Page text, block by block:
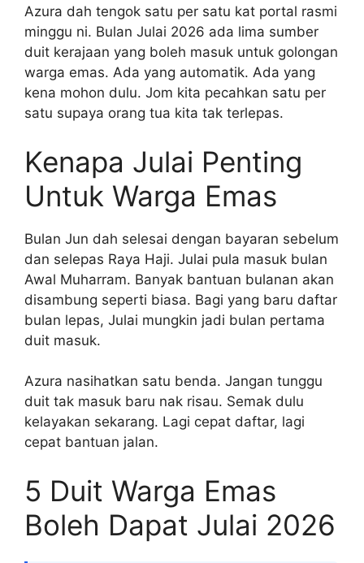
Azura dah tengok satu per satu kat portal rasmi
minggu ni. Bulan Julai 2026 ada lima sumber
duit kerajaan yang boleh masuk untuk golongan
warga emas. Ada yang automatik. Ada yang
kena mohon dulu. Jom kita pecahkan satu per
satu supaya orang tua kita tak terlepas.
Kenapa Julai Penting
Untuk Warga Emas
Bulan Jun dah selesai dengan bayaran sebelum
dan selepas Raya Haji. Julai pula masuk bulan
Awal Muharram. Banyak bantuan bulanan akan
disambung seperti biasa. Bagi yang baru daftar
bulan lepas, Julai mungkin jadi bulan pertama
duit masuk.
Azura nasihatkan satu benda. Jangan tunggu
duit tak masuk baru nak risau. Semak dulu
kelayakan sekarang. Lagi cepat daftar, lagi
cepat bantuan jalan.
5 Duit Warga Emas
Boleh Dapat Julai 2026